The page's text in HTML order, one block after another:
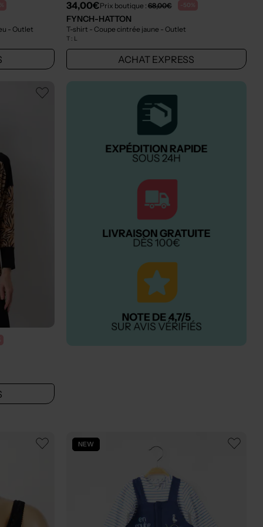
- Outlet
34,00€Prix boutique : 68,00€ -50%
FYNCH-HATTON
T-shirt - Coupe cintrée jaune - Outlet
T : L
ACHAT EXPRESS
NEW